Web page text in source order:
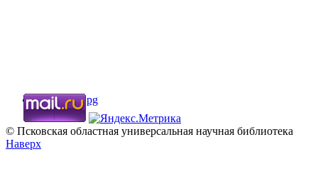
© Псковская областная универсальная научная библиотека
Наверх